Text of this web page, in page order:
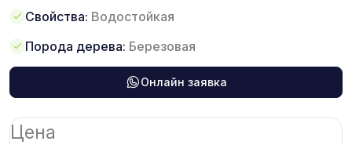
Свойства: Водостойкая
Порода дерева: Березовая
Онлайн заявка
Цена